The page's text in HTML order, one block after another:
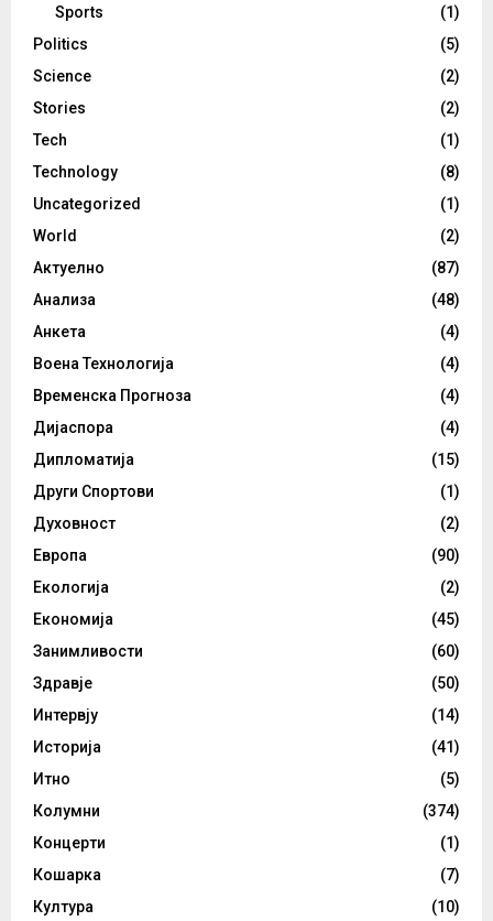
Sports
(1)
Politics
(5)
Science
(2)
Stories
(2)
Tech
(1)
Technology
(8)
Uncategorized
(1)
World
(2)
Актуелно
(87)
Анализа
(48)
Анкета
(4)
Воена Технологија
(4)
Временска Прогноза
(4)
Дијаспора
(4)
Дипломатија
(15)
Други Спортови
(1)
Духовност
(2)
Европа
(90)
Екологија
(2)
Економија
(45)
Занимливости
(60)
Здравје
(50)
Интервју
(14)
Историја
(41)
Итно
(5)
Колумни
(374)
Концерти
(1)
Кошарка
(7)
Култура
(10)